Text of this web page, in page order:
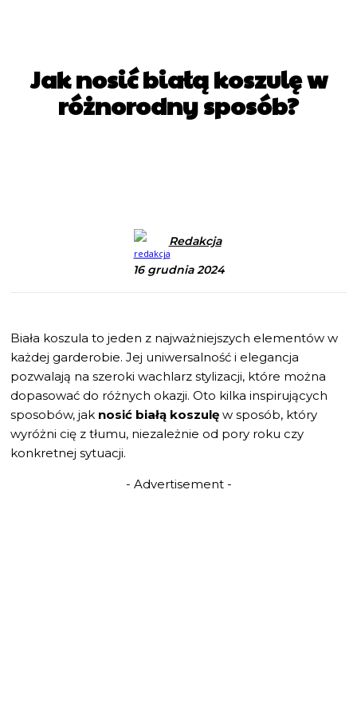
Jak nosić białą koszulę w
różnorodny sposób?
Redakcja
16 grudnia 2024
Biała koszula to jeden z najważniejszych elementów w
każdej garderobie. Jej uniwersalność i elegancja
pozwalają na szeroki wachlarz stylizacji, które można
dopasować do różnych okazji. Oto kilka inspirujących
sposobów, jak nosić białą koszulę w sposób, który
wyróżni cię z tłumu, niezależnie od pory roku czy
konkretnej sytuacji.
- Advertisement -